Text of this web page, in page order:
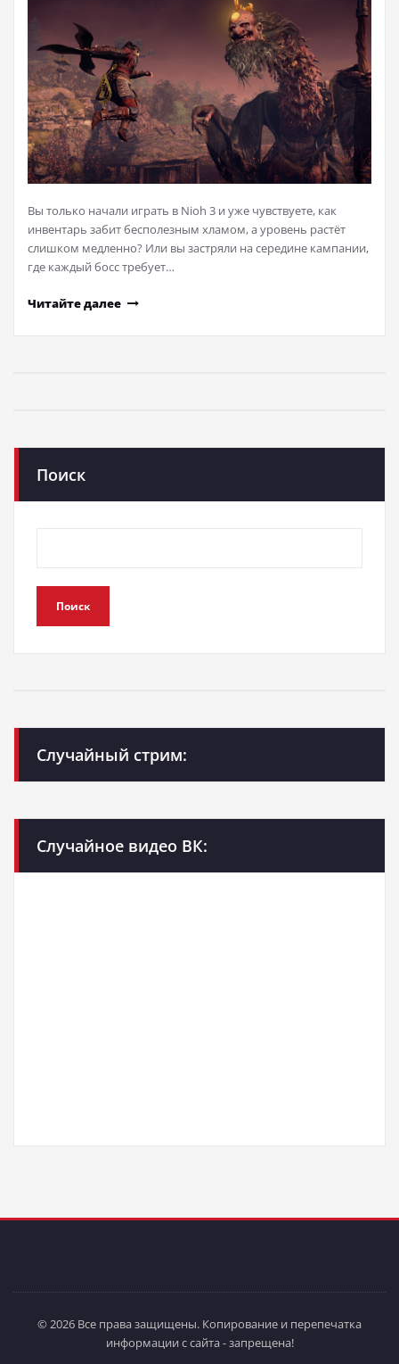
Вы только начали играть в Nioh 3 и уже чувствуете, как
инвентарь забит бесполезным хламом, а уровень растёт
слишком медленно? Или вы застряли на середине кампании,
где каждый босс требует…
Читайте далее
Поиск
Поиск
Случайный стрим:
Случайное видео ВК:
© 2026 Все права защищены. Копирование и перепечатка
информации с сайта - запрещена!